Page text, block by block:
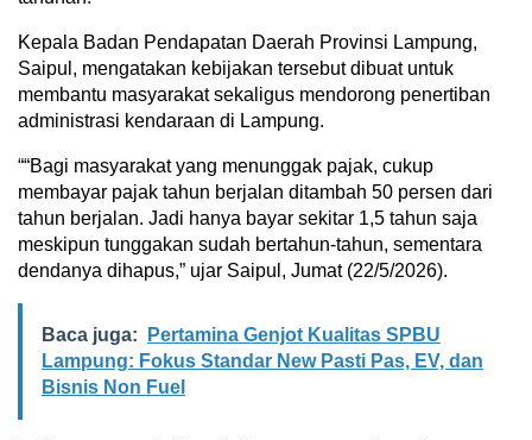
Kepala Badan Pendapatan Daerah Provinsi Lampung,
Saipul, mengatakan kebijakan tersebut dibuat untuk
membantu masyarakat sekaligus mendorong penertiban
administrasi kendaraan di Lampung.
““Bagi masyarakat yang menunggak pajak, cukup
membayar pajak tahun berjalan ditambah 50 persen dari
tahun berjalan. Jadi hanya bayar sekitar 1,5 tahun saja
meskipun tunggakan sudah bertahun-tahun, sementara
dendanya dihapus,” ujar Saipul, Jumat (22/5/2026).
Baca juga:
Pertamina Genjot Kualitas SPBU
Lampung: Fokus Standar New Pasti Pas, EV, dan
Bisnis Non Fuel